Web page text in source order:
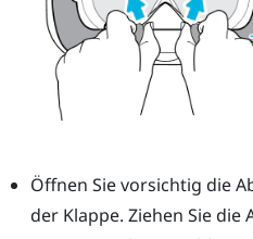
Öffnen Sie vorsichtig die
der Klappe. Ziehen Sie die